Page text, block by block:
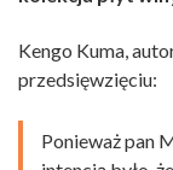
Kengo Kuma,
przedsięwzięciu:
Ponieważ pan